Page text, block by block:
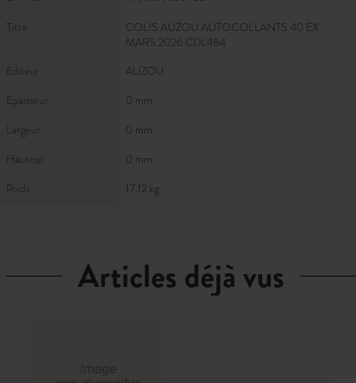
Titre
COLIS AUZOU AUTOCOLLANTS 40 EX
MARS 2026 CDL484
Editeur
AUZOU
Epaisseur
0 mm
Largeur
0 mm
Hauteur
0 mm
Poids
17.12 kg
articles déjà vus